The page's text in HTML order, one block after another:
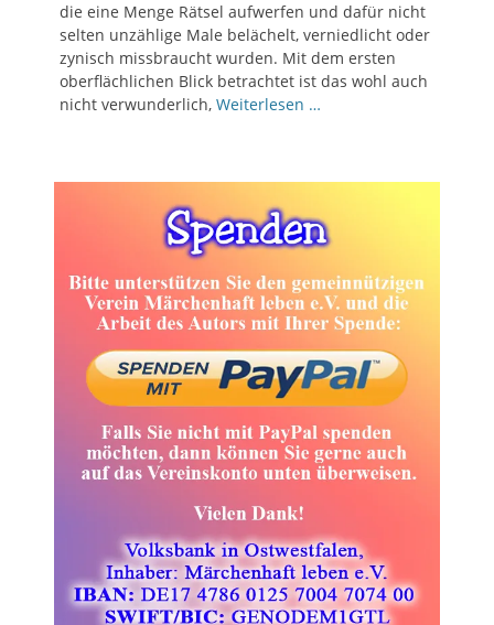
die eine Menge Rätsel aufwerfen und dafür nicht
selten unzählige Male belächelt, verniedlicht oder
zynisch missbraucht wurden. Mit dem ersten
oberflächlichen Blick betrachtet ist das wohl auch
nicht verwunderlich, Weiterlesen …